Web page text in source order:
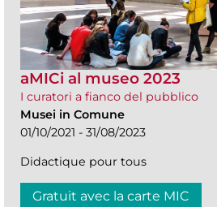
aMICi al museo 2023
I curatori a fianco del pubblico
Musei in Comune
01/10/2021 - 31/08/2023
Didactique pour tous
Gratuit avec la carte MIC